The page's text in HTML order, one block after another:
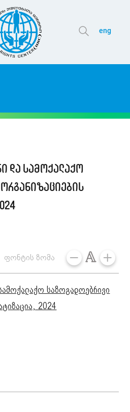
eng
და სამოქალაქო
ფონტის ზომა
საზოგადოებრივი
2024